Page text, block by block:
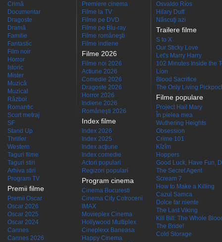
Crimă
Documentar
Dragoste
Dramă
Familie
Fantastic
Film noir
Horror
Istoric
Mister
Muzică
Muzical
Război
Romantic
Scurt metraj
SF
Stand Up
Thriller
Western
Taguri filme
Taguri stiri
Arhiva stiri
Program TV
Premii filme
Premii Oscar
Oscar 2026
Oscar 2025
Oscar 2024
Cannes
Cannes 2026
Premiere cinema
Filme la TV
Filme pe DVD
Filme pe Blu-ray
Filme româneşti
Filme indiene
Filme 2026
Filme noi 2026
Actiune 2026
Comedie 2026
Dragoste 2026
Horror 2026
Indiene 2026
Româneşti 2026
Index filme
Index 2026
Index 2025
Index acţiune
Index comedie
Actori populari
Regizori populari
Program cinema
Cinema Bucuresti
Cinema City Cotroceni
IMAX
Movieplex Cinema
Hollywood Multiplex
Cineplexx Baneasa
Happy Cinema
Osvaldo Ríos
Hilary Duff
Născuţi azi
Trailere filme
S to X
Our Sticky Love
Let's Marry Harry
102 Minutes Inside the
Lion
Blood Sacrifice
The Only Living
Filme populare
Project Hail Mary
În pielea mea
Wuthering Heights
Obsession
Crime 101
Kîzîm
Hoppers
Good Luck, Have Fun,
The Secret Agent
Scream 7
How to Make a Killing
Cazul Samca
Dolce far niente
The Last Viking
Kill Bill: The Whole
The Bride!
Cold Storage